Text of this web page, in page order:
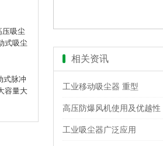
压吸尘
式吸尘
式脉冲
容量大
相关资讯
工业移动吸尘器 重型
高压防爆风机使用及优越性
工业吸尘器广泛应用